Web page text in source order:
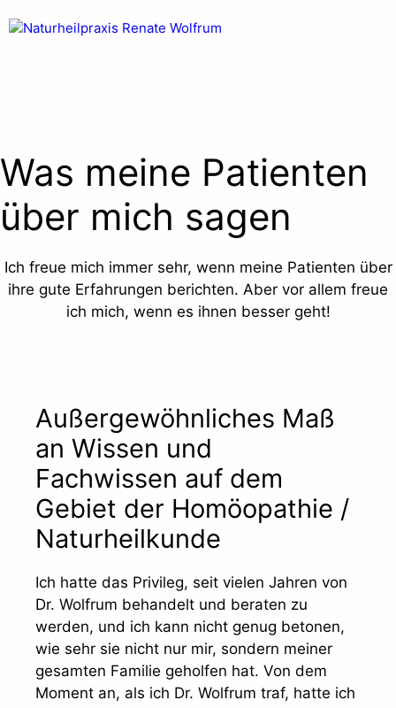
Inhalt
Inhalt
Was meine Patienten
über mich sagen
Ich freue mich immer sehr, wenn meine Patienten über
ihre gute Erfahrungen berichten. Aber vor allem freue
ich mich, wenn es ihnen besser geht!
Außergewöhnliches Maß
an Wissen und
Fachwissen auf dem
Gebiet der Homöopathie /
Naturheilkunde
Ich hatte das Privileg, seit vielen Jahren von
Dr. Wolfrum behandelt und beraten zu
werden, und ich kann nicht genug betonen,
wie sehr sie nicht nur mir, sondern meiner
gesamten Familie geholfen hat. Von dem
Moment an, als ich Dr. Wolfrum traf, hatte ich